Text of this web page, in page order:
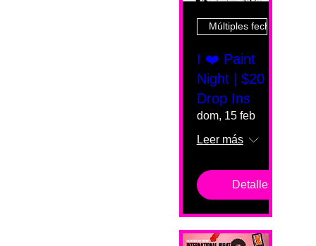
Múltiples fechas
I ❤️ Paint
Night | $20
Drop Ins
dom, 15 feb
Leer más
Detalles